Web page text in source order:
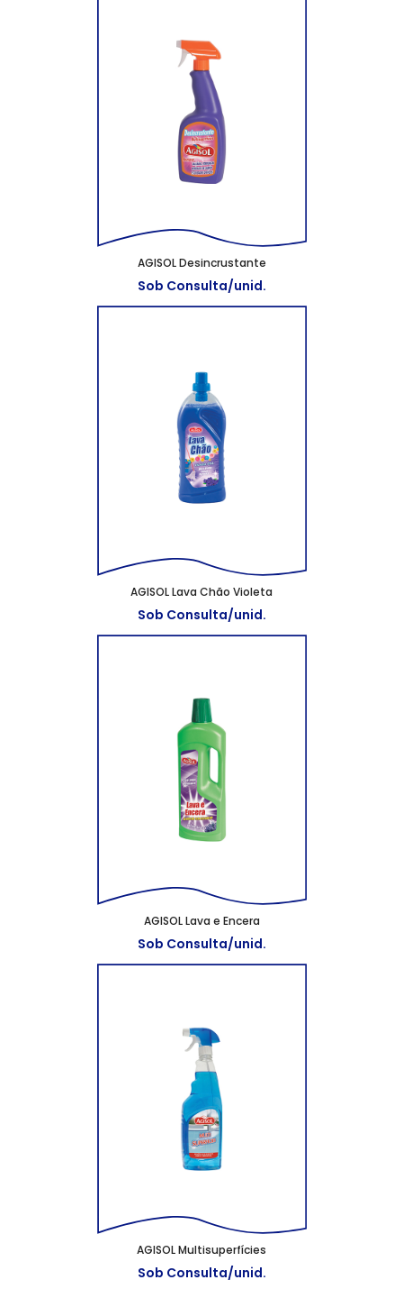
AGISOL Desincrustante
Sob Consulta/unid.
AGISOL Lava Chão Violeta
Sob Consulta/unid.
AGISOL Lava e Encera
Sob Consulta/unid.
AGISOL Multisuperfícies
Sob Consulta/unid.